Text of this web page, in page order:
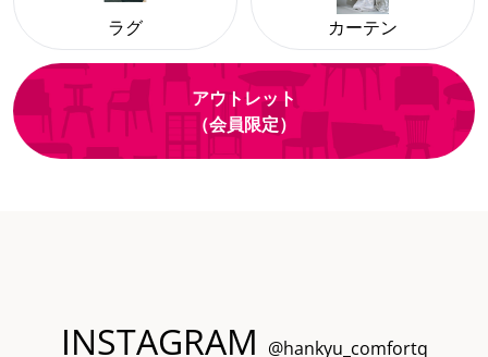
ラグ カーテン
アウトレット
（会員限定）
INSTAGRAM @hankyu_comfortq